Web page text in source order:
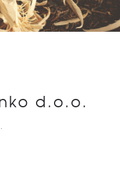
d.o.o.